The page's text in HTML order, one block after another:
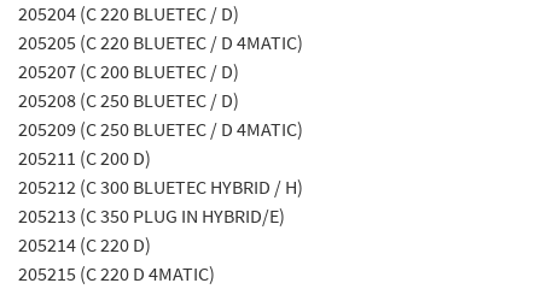
205204 (C 220 BLUETEC / D)
205205 (C 220 BLUETEC / D 4MATIC)
205207 (C 200 BLUETEC / D)
205208 (C 250 BLUETEC / D)
205209 (C 250 BLUETEC / D 4MATIC)
205211 (C 200 D)
205212 (C 300 BLUETEC HYBRID / H)
205213 (C 350 PLUG IN HYBRID/E)
205214 (C 220 D)
205215 (C 220 D 4MATIC)